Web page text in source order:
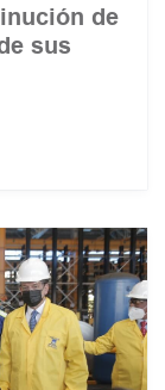
de
sus